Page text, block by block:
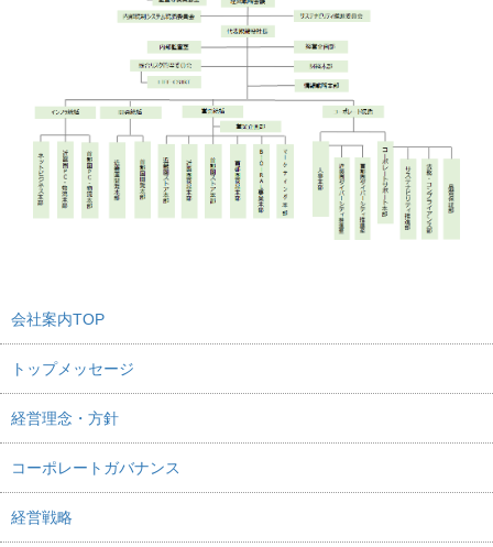
会社案内TOP
トップメッセージ
経営理念・方針
コーポレートガバナンス
経営戦略